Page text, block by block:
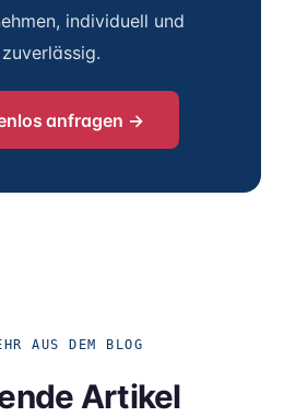
individuell und
zuverlässig.
anfragen →
AUS DEM BLOG
Artikel